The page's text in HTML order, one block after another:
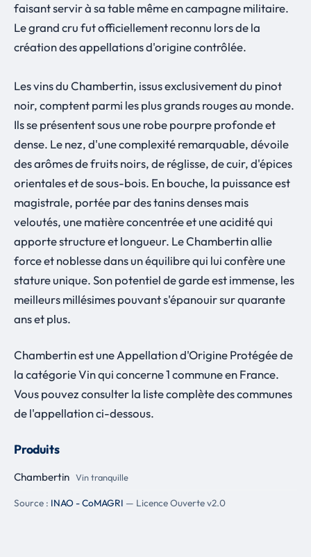
faisant servir à sa table même en campagne militaire.
Le grand cru fut officiellement reconnu lors de la
création des appellations d'origine contrôlée.
Les vins du Chambertin, issus exclusivement du pinot
noir, comptent parmi les plus grands rouges au monde.
Ils se présentent sous une robe pourpre profonde et
dense. Le nez, d'une complexité remarquable, dévoile
des arômes de fruits noirs, de réglisse, de cuir, d'épices
orientales et de sous-bois. En bouche, la puissance est
magistrale, portée par des tanins denses mais
veloutés, une matière concentrée et une acidité qui
apporte structure et longueur. Le Chambertin allie
force et noblesse dans un équilibre qui lui confère une
stature unique. Son potentiel de garde est immense, les
meilleurs millésimes pouvant s'épanouir sur quarante
ans et plus.
Chambertin est une Appellation d'Origine Protégée de
la catégorie Vin qui concerne 1 commune en France.
Vous pouvez consulter la liste complète des communes
de l'appellation ci-dessous.
Produits
Chambertin Vin tranquille
Source : INAO - CoMAGRI — Licence Ouverte v2.0